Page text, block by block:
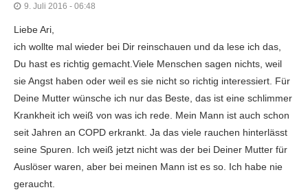
9. Juli 2016 - 06:48
Liebe Ari,
ich wollte mal wieder bei Dir reinschauen und da lese ich das,
Du hast es richtig gemacht.Viele Menschen sagen nichts, weil
sie Angst haben oder weil es sie nicht so richtig interessiert. Für
Deine Mutter wünsche ich nur das Beste, das ist eine schlimmer
Krankheit ich weiß von was ich rede. Mein Mann ist auch schon
seit Jahren an COPD erkrankt. Ja das viele rauchen hinterlässt
seine Spuren. Ich weiß jetzt nicht was der bei Deiner Mutter für
Auslöser waren, aber bei meinen Mann ist es so. Ich habe nie
geraucht.